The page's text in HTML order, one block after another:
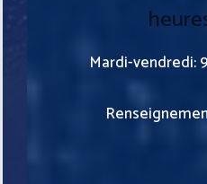
Mardi-vendredi: